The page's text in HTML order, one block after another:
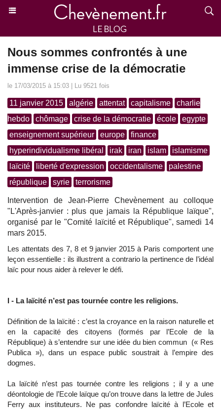
Nous sommes confrontés à une
immense crise de la démocratie
le 17/03/2015 à 15:03 | Lu 9521 fois
11 janvier 2015 algérie attentat capitalisme
charlie
hebdo
chômage crise de la démocratie école
egypte
enseignement supérieur
europe
finance
hyperindividualisme libéral
irak iran islam
islamisme
laïcité
liberté d'expression occidentalisme
palestine
république
syrie terrorisme
Intervention de Jean-Pierre Chevènement au colloque
"L'Après-janvier : plus que jamais la République laïque",
organisé par le "Comité laïcité et République", samedi 14
mars 2015.
Les attentats des 7, 8 et 9 janvier 2015 à Paris comportent une
leçon essentielle : ils illustrent a contrario la pertinence de l’idéal
laïc pour nous aider à relever le défi.
I - La laïcité n’est pas tournée contre les religions.
Définition de la laïcité : c’est la croyance en la raison naturelle et
en la capacité des citoyens (formés par l’Ecole de la
République) à s’entendre sur une idée du bien commun (« Res
Publica »), dans un espace public soustrait à l’empire des
dogmes.
La laïcité n’est pas tournée contre les religions ; il y a une
déontologie de l’Ecole laïque qu’on trouve dans la lettre de Jules
Ferry aux instituteurs. Ne pas confondre laïcité à l’Ecole et